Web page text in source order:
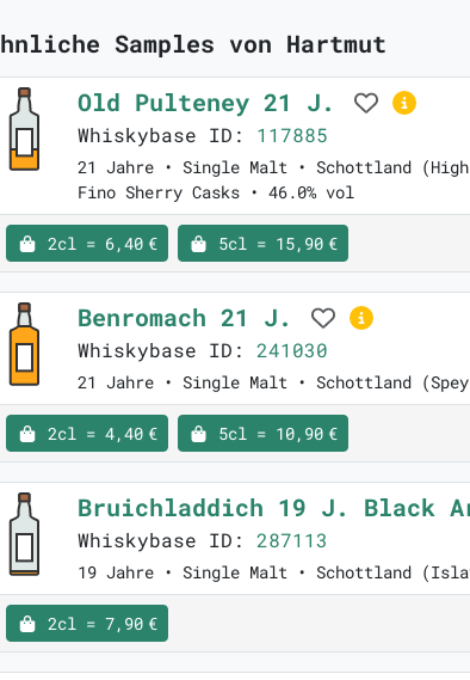
Samples von Hartmut
Old Pulteney 21 J.
Whiskybase ID: 117885
21 Jahre • Single Malt • Schottland
Fino Sherry Casks • 46.0% vol
2cl = 6,40 € 5cl = 15,90 €
Benromach 21 J.
Whiskybase ID: 241030
21 Jahre • Single Malt • Schottland
2cl = 4,40 € 5cl = 10,90 €
Bruichladdich 19 J. Black
Whiskybase ID: 287113
19 Jahre • Single Malt • Schottland
2cl = 7,90 €